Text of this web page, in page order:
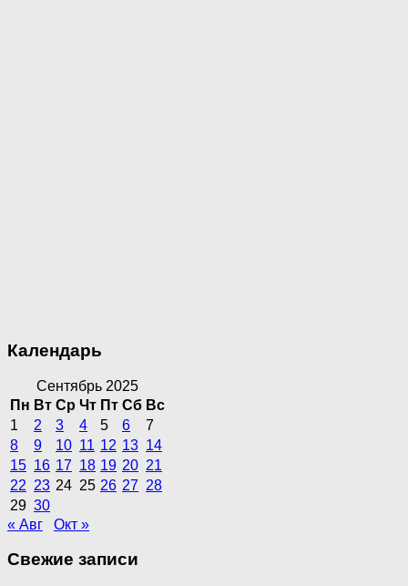
Календарь
Сентябрь 2025
Пн Вт Ср Чт Пт Сб Вс
1
2 3 4 5 6
7
8
9 10 11 12 13 14
15 16 17 18 19 20 21
22 23 24 25 26 27 28
29 30
« Авг
Окт »
Свежие записи